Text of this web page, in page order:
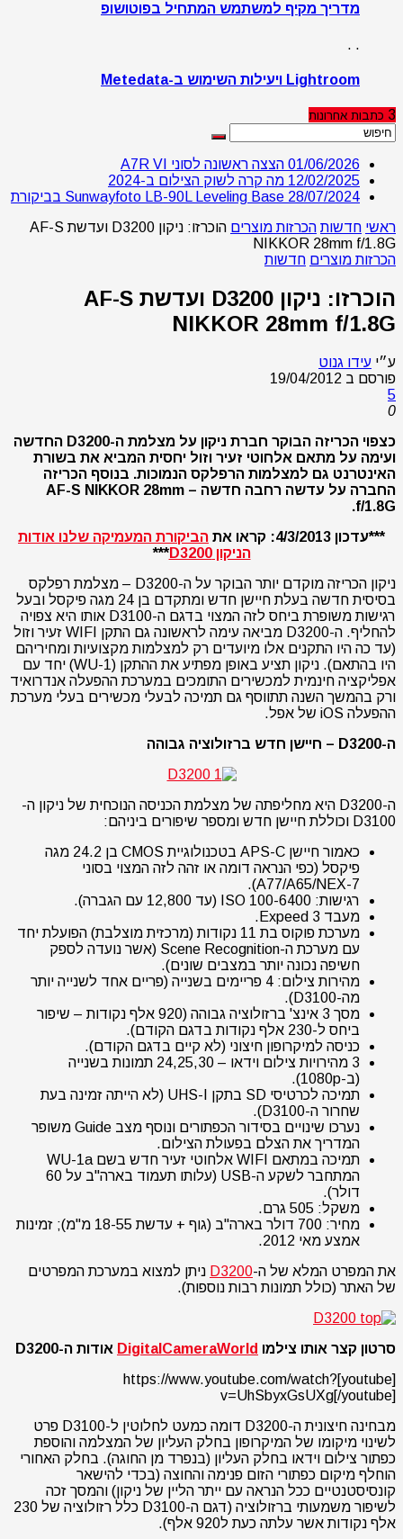
מדריך מקיף למשתמש המתחיל בפוטושופ
. .
Lightroom ויעילות השימוש ב-Metedata
3 כתבות אחרונות
01/06/2026 הצצה ראשונה לסוני A7R VI
12/02/2025 מה קרה לשוק הצילום ב-2024
28/07/2024 Sunwayfoto LB-90L Leveling Base בביקורת
ראשי חדשות הכרזות מוצרים
הוכרזו: ניקון D3200 ועדשת AF-S
NIKKOR 28mm f/1.8G
הכרזות מוצרים חדשות
הוכרזו: ניקון D3200 ועדשת AF-S
NIKKOR 28mm f/1.8G
ע״י עידו גנוט
פורסם ב 19/04/2012
5
0
כצפוי הכריזה הבוקר חברת ניקון על מצלמת ה-D3200 החדשה
ועימה על מתאם אלחוטי זעיר וזול יחסית המביא את בשורת
האינטרנט גם למצלמות הרפלקס הנמוכות. בנוסף הכריזה
החברה על עדשה רחבה חדשה – AF-S NIKKOR 28mm
f/1.8G.
***עדכון 4/3/2013: קראו את
הביקורת המעמיקה שלנו אודות
הניקון D3200
***
ניקון הכריזה מוקדם יותר הבוקר על ה-D3200 – מצלמת רפלקס
בסיסית חדשה בעלת חיישן חדש ומתקדם בן 24 מגה פיקסל ובעל
רגישות משופרת ביחס לזה המצוי בדגם ה-D3100 אותו היא צפויה
להחליף. ה-D3200 מביאה עימה לראשונה גם התקן WIFI זעיר וזול
(עד כה היו התקנים אלו מיועדים רק למצלמות מקצועיות ומחיריהם
היו בהתאם). ניקון תציע באופן מפתיע את ההתקן (WU-1) יחד עם
אפליקציה חינמית למכשירים התומכים במערכת ההפעלה אנדרואיד
ורק בהמשך השנה תתווסף גם תמיכה לבעלי מכשירים בעלי מערכת
ההפעלה iOS של אפל.
ה-D3200 – חיישן חדש ברזולוציה גבוהה
ה-D3200 היא מחליפתה של מצלמת הכניסה הנוכחית של ניקון ה-
D3100 וכוללת חיישן חדש ומספר שיפורים ביניהם:
כאמור חיישן APS-C בטכנולוגיית CMOS בן 24.2 מגה
פיקסל (כפי הנראה דומה או זהה לזה המצוי בסוני
A77/A65/NEX-7).
רגישות: 100-6400 ISO (עד 12,800 עם הגברה).
מעבד Expeed 3.
מערכת פוקוס בת 11 נקודות (מרכזית מוצלבת) הפועלת יחד
עם מערכת ה-Scene Recognition (אשר נועדה לספק
חשיפה נכונה יותר במצבים שונים).
מהירות צילום: 4 פריימים בשנייה (פריים אחד לשנייה יותר
מה-D3100).
מסך 3 אינצ' ברזולוציה גבוהה (920 אלף נקודות – שיפור
ביחס ל-230 אלף נקודות בדגם הקודם).
כניסה למיקרופון חיצוני (לא קיים בדגם הקודם).
3 מהירויות צילום וידאו – 24,25,30 תמונות בשנייה
(ב-1080p).
תמיכה לכרטיסי SD בתקן UHS-I (לא הייתה זמינה בעת
שחרור ה-D3100).
נערכו שינויים בסידור הכפתורים ונוסף מצב Guide משופר
המדריך את הצלם בפעולת הצילום.
תמיכה במתאם WIFI אלחוטי זעיר חדש בשם WU-1a
המתחבר לשקע ה-USB (עלותו תעמוד בארה"ב על 60
דולר).
משקל: 505 גרם.
מחיר: 700 דולר בארה"ב (גוף + עדשת 18-55 מ"מ); זמינות
אמצע מאי 2012.
את המפרט המלא של ה-D3200 ניתן למצוא במערכת המפרטים
של האתר (כולל תמונות רבות נוספות).
סרטון קצר אותו צילמו DigitalCameraWorld אודות ה-D3200
[youtube]https://www.youtube.com/watch?
v=UhSbyxGsUXg[/youtube]
מבחינה חיצונית ה-D3200 דומה כמעט לחלוטין ל-D3100 פרט
לשינוי מיקומו של המיקרופון בחלק העליון של המצלמה והוספת
כפתור צילום וידאו בחלק העליון (בנפרד מן החוגה). בחלק האחורי
הוחלף מיקום כפתורי הזום פנימה והחוצה (בכדי להישאר
קונסיסטנטיים ככל הנראה עם ייתר הליין של ניקון) והמסך זכה
לשיפור משמעותי ברזולוציה (דגם ה-D3100 כלל רזולוציה של 230
אלף נקודות אשר עלתה כעת ל920 אלף).